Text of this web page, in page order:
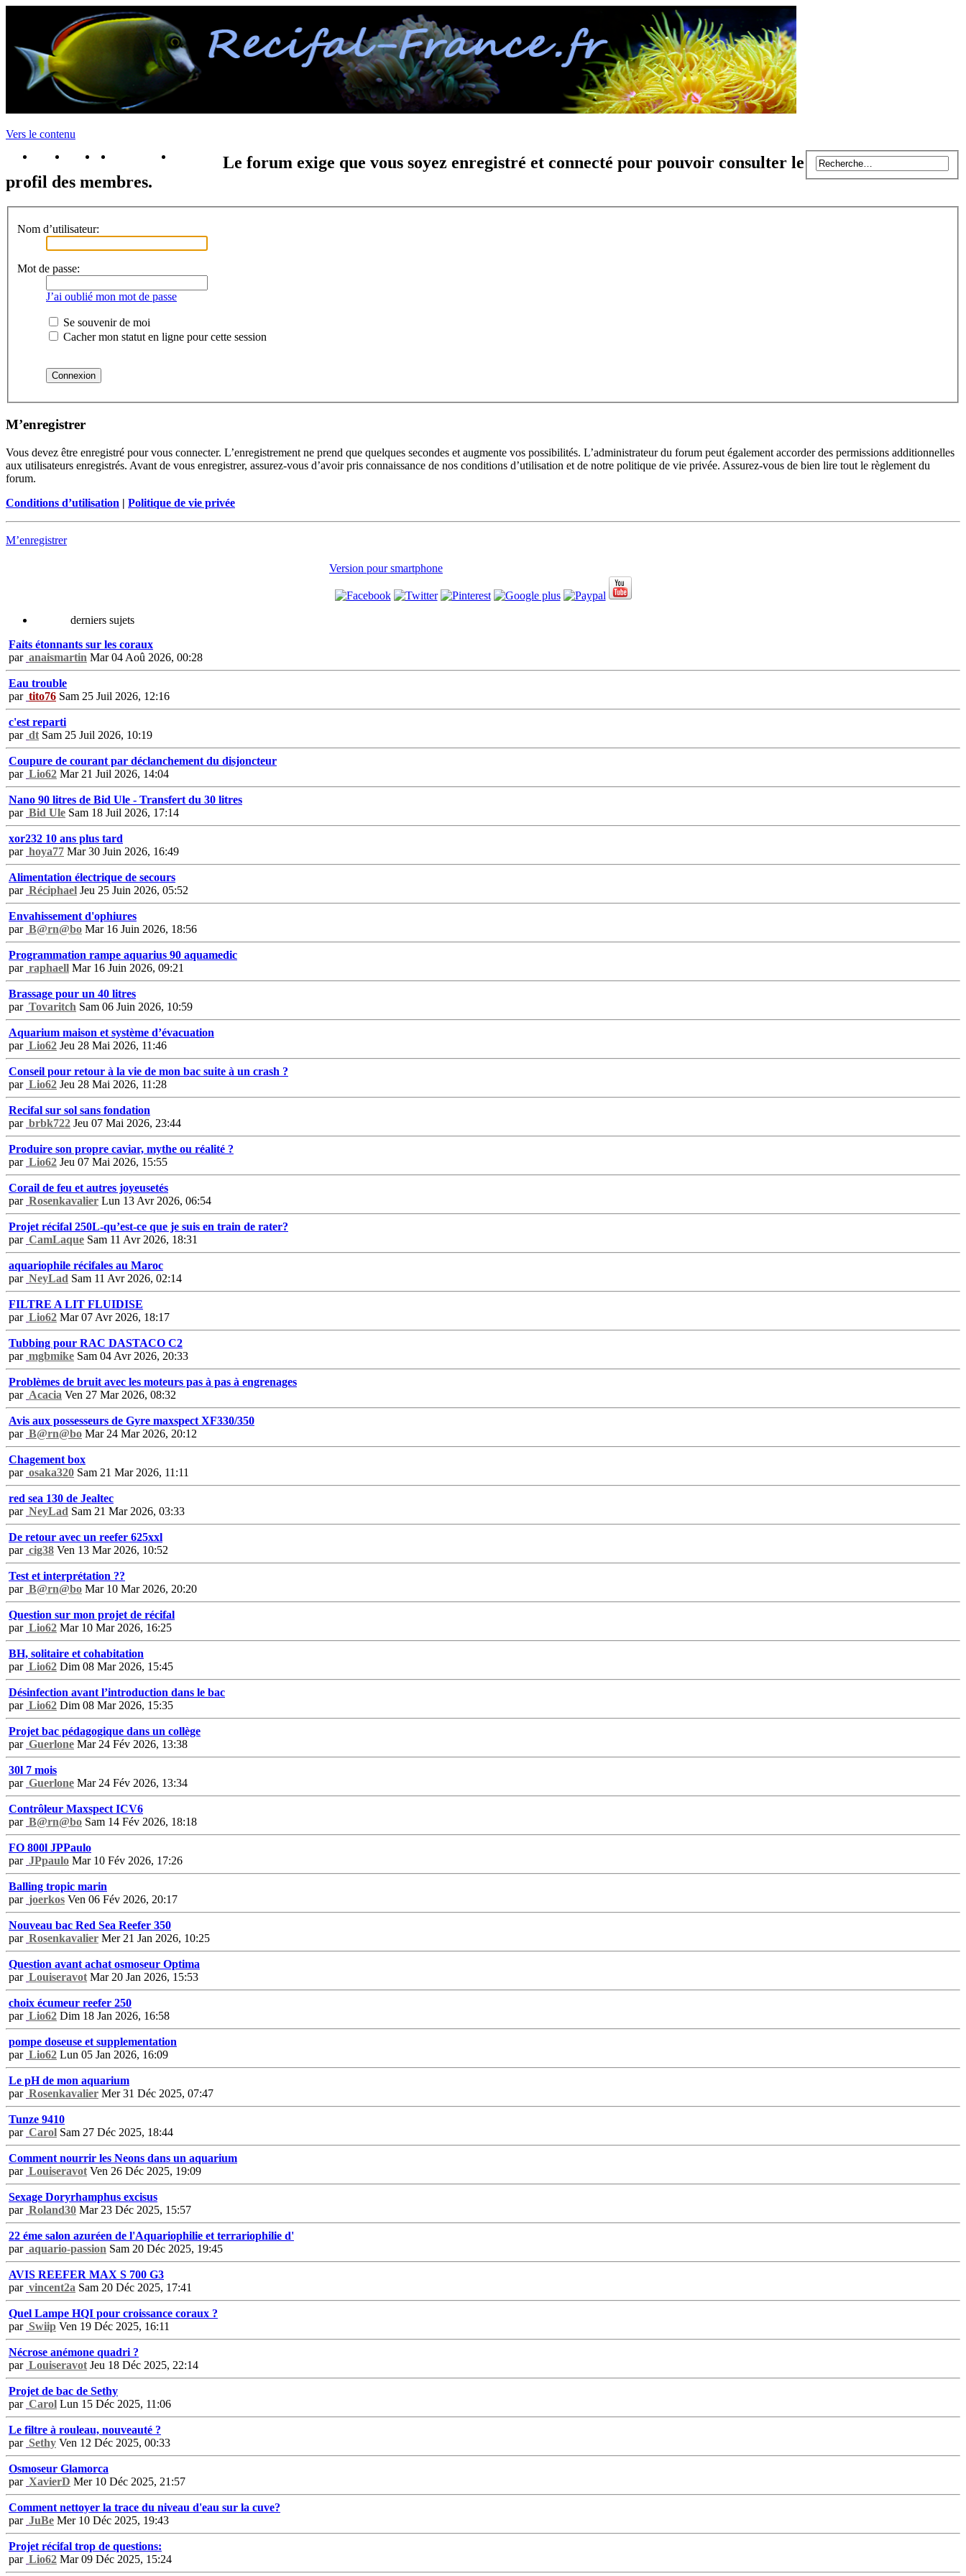
Vers le contenu
portail
forum faq m'enregister
Le forum exige que vous soyez enregistré et connecté pour pouvoir consulter le
profil des membres.
Nom d’utilisateur:
Mot de passe:
J’ai oublié mon mot de passe
Se souvenir de moi
Cacher mon statut en ligne pour cette session
M’enregistrer
Vous devez être enregistré pour vous connecter. L’enregistrement ne prend que quelques secondes et augmente vos possibilités. L’administrateur du forum peut également accorder des permissions additionnelles
aux utilisateurs enregistrés. Avant de vous enregistrer, assurez-vous d’avoir pris connaissance de nos conditions d’utilisation et de notre politique de vie privée. Assurez-vous de bien lire tout le règlement du
forum.
Conditions d’utilisation | Politique de vie privée
M’enregistrer
Version pour smartphone
derniers sujets
Faits étonnants sur les coraux
par anaismartin Mar 04 Aoû 2026, 00:28
Eau trouble
par tito76 Sam 25 Juil 2026, 12:16
c'est reparti
par dt Sam 25 Juil 2026, 10:19
Coupure de courant par déclanchement du disjoncteur
par Lio62 Mar 21 Juil 2026, 14:04
Nano 90 litres de Bid Ule - Transfert du 30 litres
par Bid Ule Sam 18 Juil 2026, 17:14
xor232 10 ans plus tard
par hoya77 Mar 30 Juin 2026, 16:49
Alimentation électrique de secours
par Réciphael Jeu 25 Juin 2026, 05:52
Envahissement d'ophiures
par B@rn@bo Mar 16 Juin 2026, 18:56
Programmation rampe aquarius 90 aquamedic
par raphaell Mar 16 Juin 2026, 09:21
Brassage pour un 40 litres
par Tovaritch Sam 06 Juin 2026, 10:59
Aquarium maison et système d’évacuation
par Lio62 Jeu 28 Mai 2026, 11:46
Conseil pour retour à la vie de mon bac suite à un crash ?
par Lio62 Jeu 28 Mai 2026, 11:28
Recifal sur sol sans fondation
par brbk722 Jeu 07 Mai 2026, 23:44
Produire son propre caviar, mythe ou réalité ?
par Lio62 Jeu 07 Mai 2026, 15:55
Corail de feu et autres joyeusetés
par Rosenkavalier Lun 13 Avr 2026, 06:54
Projet récifal 250L-qu’est-ce que je suis en train de rater?
par CamLaque Sam 11 Avr 2026, 18:31
aquariophile récifales au Maroc
par NeyLad Sam 11 Avr 2026, 02:14
FILTRE A LIT FLUIDISE
par Lio62 Mar 07 Avr 2026, 18:17
Tubbing pour RAC DASTACO C2
par mgbmike Sam 04 Avr 2026, 20:33
Problèmes de bruit avec les moteurs pas à pas à engrenages
par Acacia Ven 27 Mar 2026, 08:32
Avis aux possesseurs de Gyre maxspect XF330/350
par B@rn@bo Mar 24 Mar 2026, 20:12
Chagement box
par osaka320 Sam 21 Mar 2026, 11:11
red sea 130 de Jealtec
par NeyLad Sam 21 Mar 2026, 03:33
De retour avec un reefer 625xxl
par cig38 Ven 13 Mar 2026, 10:52
Test et interprétation ??
par B@rn@bo Mar 10 Mar 2026, 20:20
Question sur mon projet de récifal
par Lio62 Mar 10 Mar 2026, 16:25
BH, solitaire et cohabitation
par Lio62 Dim 08 Mar 2026, 15:45
Désinfection avant l’introduction dans le bac
par Lio62 Dim 08 Mar 2026, 15:35
Projet bac pédagogique dans un collège
par Guerlone Mar 24 Fév 2026, 13:38
30l 7 mois
par Guerlone Mar 24 Fév 2026, 13:34
Contrôleur Maxspect ICV6
par B@rn@bo Sam 14 Fév 2026, 18:18
FO 800l JPPaulo
par JPpaulo Mar 10 Fév 2026, 17:26
Balling tropic marin
par joerkos Ven 06 Fév 2026, 20:17
Nouveau bac Red Sea Reefer 350
par Rosenkavalier Mer 21 Jan 2026, 10:25
Question avant achat osmoseur Optima
par Louiseravot Mar 20 Jan 2026, 15:53
choix écumeur reefer 250
par Lio62 Dim 18 Jan 2026, 16:58
pompe doseuse et supplementation
par Lio62 Lun 05 Jan 2026, 16:09
Le pH de mon aquarium
par Rosenkavalier Mer 31 Déc 2025, 07:47
Tunze 9410
par Carol Sam 27 Déc 2025, 18:44
Comment nourrir les Neons dans un aquarium
par Louiseravot Ven 26 Déc 2025, 19:09
Sexage Doryrhamphus excisus
par Roland30 Mar 23 Déc 2025, 15:57
22 éme salon azuréen de l'Aquariophilie et terrariophilie d'
par aquario-passion Sam 20 Déc 2025, 19:45
AVIS REEFER MAX S 700 G3
par vincent2a Sam 20 Déc 2025, 17:41
Quel Lampe HQI pour croissance coraux ?
par Swiip Ven 19 Déc 2025, 16:11
Nécrose anémone quadri ?
par Louiseravot Jeu 18 Déc 2025, 22:14
Projet de bac de Sethy
par Carol Lun 15 Déc 2025, 11:06
Le filtre à rouleau, nouveauté ?
par Sethy Ven 12 Déc 2025, 00:33
Osmoseur Glamorca
par XavierD Mer 10 Déc 2025, 21:57
Comment nettoyer la trace du niveau d'eau sur la cuve?
par JuBe Mer 10 Déc 2025, 19:43
Projet récifal trop de questions:
par Lio62 Mar 09 Déc 2025, 15:24